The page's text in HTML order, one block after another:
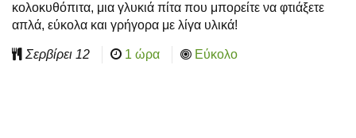
κολοκυθόπιτα, μια γλυκιά πίτα που μπορείτε να φτιάξετε
απλά, εύκολα και γρήγορα με λίγα υλικά!
Σερβίρει 12 1 ώρα Εύκολο